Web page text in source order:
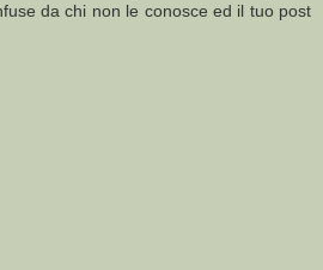
da chi non le conosce ed il tuo post